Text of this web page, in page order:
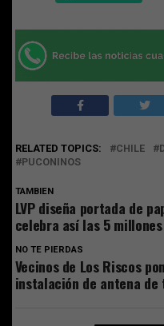
RELATED TOPICS: CHILE
PUCONINOS
TAMBIEN
LVP diseña portada de
celebra así las 5
NO TE PIERDAS
Vecinos de Los Riscos
instalación de antena